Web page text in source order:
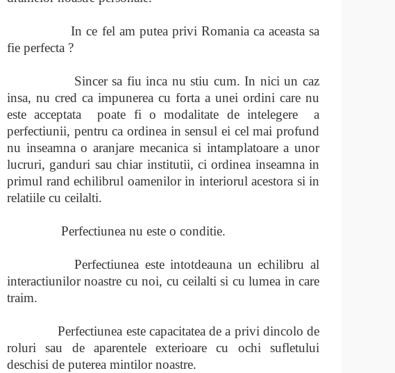
In ce fel am putea privi Romania ca aceasta sa
fie perfecta ?
Sincer sa fiu inca nu stiu cum. In nici un caz
insa, nu cred ca impunerea cu forta a unei ordini care nu
este acceptata
poate fi o modalitate de intelegere
a
perfectiunii, pentru ca ordinea in sensul ei cel mai profund
nu inseamna o aranjare mecanica si intamplatoare a unor
lucruri, ganduri sau chiar institutii, ci ordinea inseamna in
primul rand echilibrul oamenilor in interiorul acestora si in
relatiile cu ceilalti.
Perfectiunea nu este o conditie.
Perfectiunea este intotdeauna un echilibru al
interactiunilor noastre cu noi, cu ceilalti si cu lumea in care
traim.
Perfectiunea este capacitatea de a privi dincolo de
roluri sau de aparentele exterioare cu ochi sufletului
deschisi de puterea mintilor noastre.